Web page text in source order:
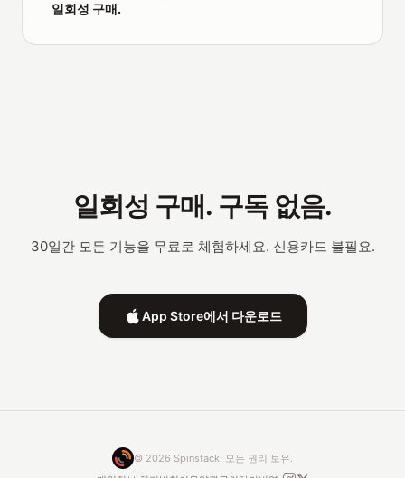
일회성 구매.
일회성 구매. 구독 없음.
30일간 모든 기능을 무료로 체험하세요. 신용카드 불필요.
App Store에서 다운로드
© 2026 Spinstack. 모든 권리 보유.